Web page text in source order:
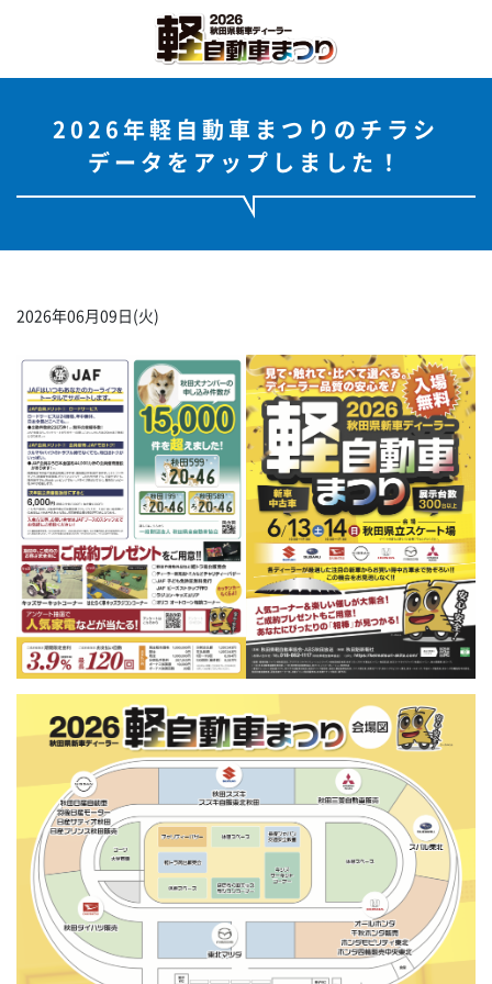
2026年軽自動車まつりのチラシ
データをアップしました！
2026年06月09日(火)